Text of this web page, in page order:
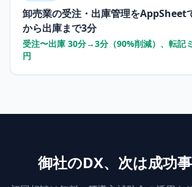
卸売業の受注・出庫管理をAppSheet
から出庫まで3分
受注〜出庫 30分→3分（90%削減）、転記
円
御社のDX、次は成功事